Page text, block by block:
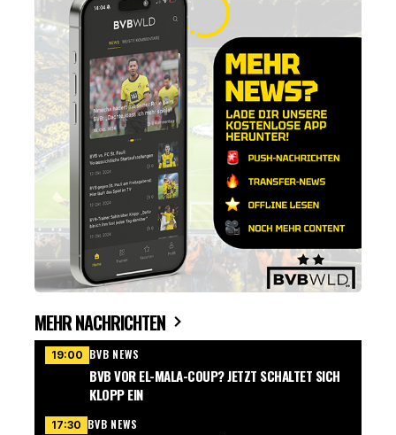
MEHR NACHRICHTEN
19:00 BVB NEWS
BVB VOR EL-MALA-COUP? JETZT SCHALTET SICH
KLOPP EIN
17:30 BVB NEWS